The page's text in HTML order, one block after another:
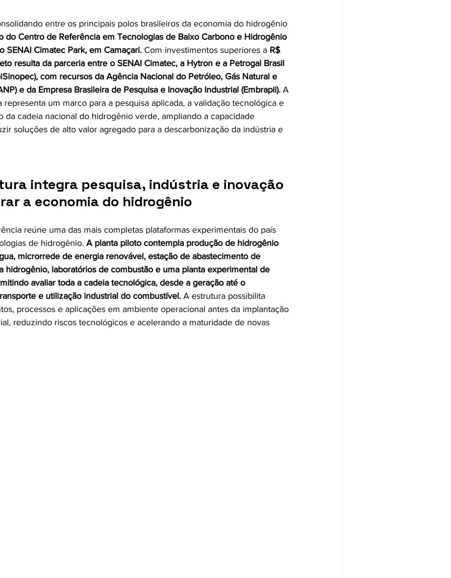
entre os principais polos brasileiros da economia do hidrogênio
do Centro de Referência em Tecnologias de Baixo Carbono e Hidrogênio
SENAI Cimatec Park, em Camaçari. Com investimentos superiores a R$
resulta da parceria entre o SENAI Cimatec, a Hytron e a Petrogal Brasil
com recursos da Agência Nacional do Petróleo, Gás Natural e
e da Empresa Brasileira de Pesquisa e Inovação Industrial (Embrapii). A
representa um marco para a pesquisa aplicada, a validação tecnológica e
da cadeia nacional do hidrogênio verde, ampliando a capacidade
soluções de alto valor agregado para a descarbonização da indústria e
integra pesquisa, indústria e inovação
a economia do hidrogênio
reúne uma das mais completas plataformas experimentais do país
de hidrogênio. A planta piloto contempla produção de hidrogênio
microrrede de energia renovável, estação de abastecimento de
hidrogênio, laboratórios de combustão e uma planta experimental de
avaliar toda a cadeia tecnológica, desde a geração até o
e utilização industrial do combustível. A estrutura possibilita
processos e aplicações em ambiente operacional antes da implantação
reduzindo riscos tecnológicos e acelerando a maturidade de novas